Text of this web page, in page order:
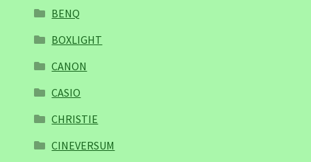
BENQ
BOXLIGHT
CANON
CASIO
CHRISTIE
CINEVERSUM